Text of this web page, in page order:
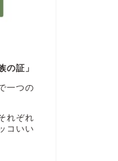
の証」
一つの
れぞれ
コいい